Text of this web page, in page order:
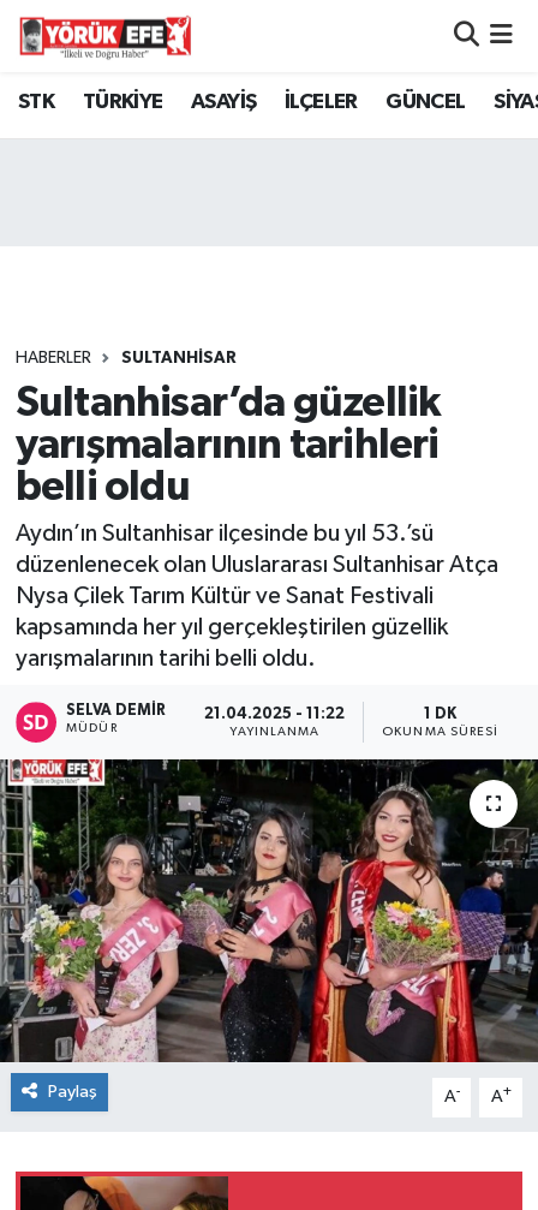
STK TÜRKİYE ASAYİŞ İLÇELER GÜNCEL
HABERLER SULTANHİSAR
Sultanhisar’da güzellik
yarışmalarının tarihleri
belli oldu
Aydın’ın Sultanhisar ilçesinde bu yıl 53.’sü
düzenlenecek olan Uluslararası Sultanhisar Atça
Nysa Çilek Tarım Kültür ve Sanat Festivali
kapsamında her yıl gerçekleştirilen güzellik
yarışmalarının tarihi belli oldu.
SELVA DEMIR
MÜDÜR
21.04.2025 - 11:22
YAYINLANMA
1 DK
OKUNMA SÜRESI
Paylaş A- A+
Aydın Nöbetçi Eczaneler
Tüm Manşetler
Son Dakika Haberleri
Haber Arşivi